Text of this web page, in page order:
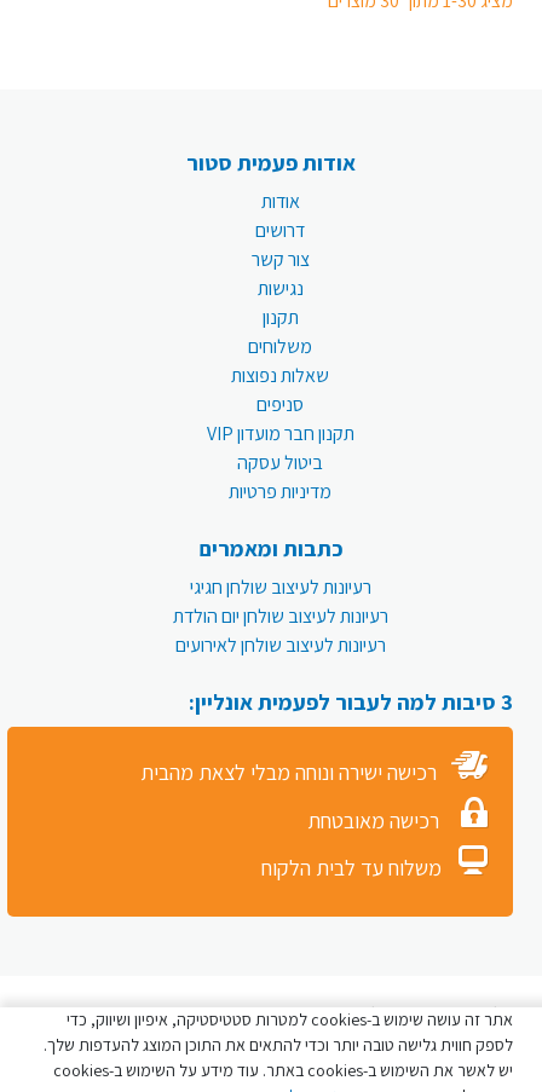
אודות פעמית סטור
אודות
דרושים
צור קשר
נגישות
תקנון
משלוחים
שאלות נפוצות
סניפים
תקנון חבר מועדון VIP
ביטול עסקה
מדיניות פרטיות
כתבות ומאמרים
רעיונות לעיצוב שולחן חגיגי
רעיונות לעיצוב שולחן יום הולדת
רעיונות לעיצוב שולחן לאירועים
3 סיבות למה לעבור לפעמית אונליין:
רכישה ישירה ונוחה מבלי לצאת מהבית
רכישה מאובטחת
משלוח עד לבית הלקוח
כל הזכויות שמורות לפעמית סטור © 2026אתר זה עושה שימוש ב-cookies למטרות סטטיסטיקה, איפיון ושיווק, כדי
לספק חווית גלישה טובה יותר וכדי להתאים את התוכן המוצג להעדפות שלך.
יש לאשר את השימוש ב-cookies באתר. עוד מידע על השימוש ב-cookies